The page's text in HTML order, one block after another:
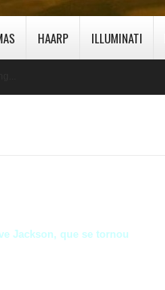
HAARP ILLUMINATI
Jackson, que se tornou